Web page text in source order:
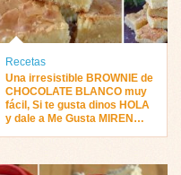
Recetas
Una irresistible BROWNIE de
CHOCOLATE BLANCO muy
fácil, Si te gusta dinos HOLA
y dale a Me Gusta MIREN…